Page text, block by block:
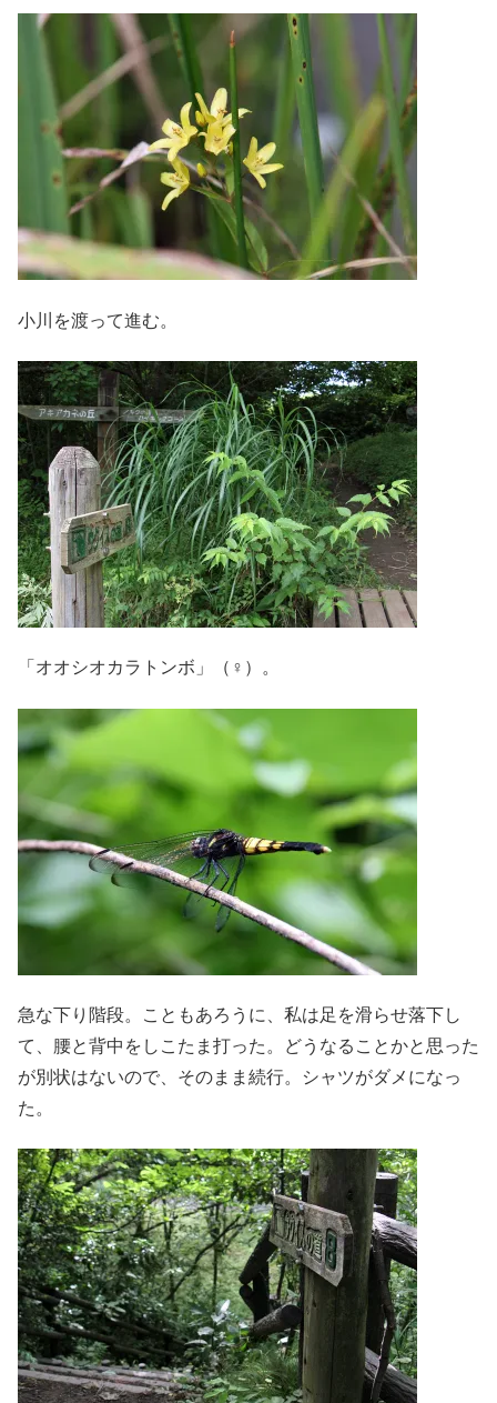
小川を渡って進む。
「オオシオカラトンボ」（♀）。
急な下り階段。こともあろうに、私は足を滑らせ落下し
て、腰と背中をしこたま打った。どうなることかと思った
が別状はないので、そのまま続行。シャツがダメになっ
た。